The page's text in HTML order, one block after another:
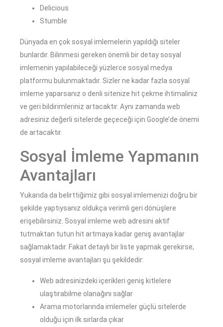
Delicious
Stumble
Dünyada en çok sosyal imlemelerin yapıldığı siteler
bunlardır. Bilinmesi gereken önemli bir detay sosyal
imlemenin yapılabileceği yüzlerce sosyal medya
platformu bulunmaktadır. Sizler ne kadar fazla sosyal
imleme yaparsanız o denli sitenize hit çekme ihtimaliniz
ve geri bildirimleriniz artacaktır. Aynı zamanda web
adresiniz değerli sitelerde geçeceği için Google’de önemi
de artacaktır.
Sosyal İmleme Yapmanın
Avantajları
Yukarıda da belirttiğimiz gibi sosyal imlemenizi doğru bir
şekilde yaptıysanız oldukça verimli geri dönüşlere
erişebilirsiniz. Sosyal imleme web adresini aktif
tutmaktan tutun hit artmaya kadar geniş avantajlar
sağlamaktadır. Fakat detaylı bir liste yapmak gerekirse,
sosyal imleme avantajları şu şekildedir:
Web adresinizdeki içerikleri geniş kitlelere
ulaştırabilme olanağını sağlar
Arama motorlarında imlemeler güçlü sitelerde
olduğu için ilk sırlarda çıkar